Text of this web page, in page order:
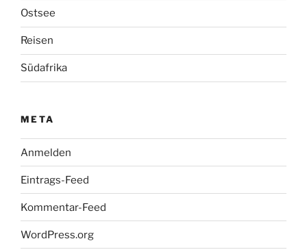
Ostsee
Reisen
Südafrika
META
Anmelden
Eintrags-Feed
Kommentar-Feed
WordPress.org